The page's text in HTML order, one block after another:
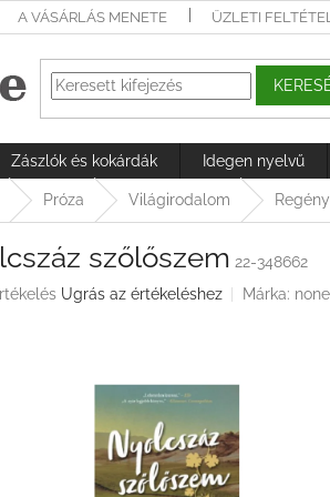
A VÁSÁRLÁS MENETE ÜZLETI
Zászlók és kokárdák Idegen nyelvű
Próza Világirodalom
szőlőszem 22-348662
Ugrás az értékeléshez Márka: none